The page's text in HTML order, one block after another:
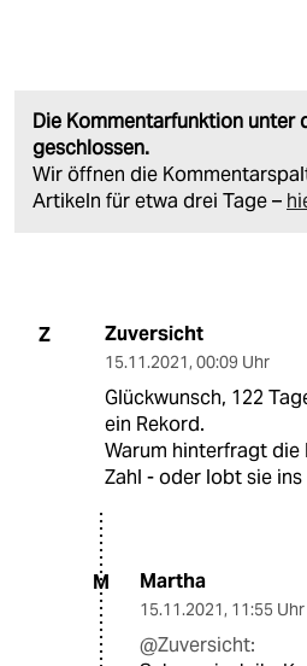
Die Kommentarfunktion unter
geschlossen.
Wir öffnen die
Artikeln für etwa drei Tage –
Z Zuversicht
15.11.2021, 00:09 Uhr
Glückwunsch, 122
ein Rekord.
Warum hinterfragt
Zahl - oder lobt sie ins
M Martha
15.11.2021, 11:55 Uhr
@Zuversicht: